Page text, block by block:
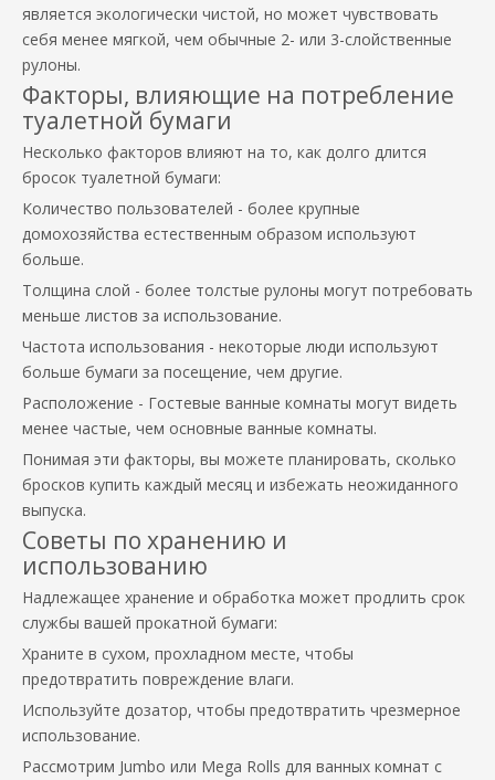
является экологически чистой, но может чувствовать
себя менее мягкой, чем обычные 2- или 3-слойственные
рулоны.
Факторы, влияющие на потребление
туалетной бумаги
Несколько факторов влияют на то, как долго длится
бросок туалетной бумаги:
Количество пользователей - более крупные
домохозяйства естественным образом используют
больше.
Толщина слой - более толстые рулоны могут потребовать
меньше листов за использование.
Частота использования - некоторые люди используют
больше бумаги за посещение, чем другие.
Расположение - Гостевые ванные комнаты могут видеть
менее частые, чем основные ванные комнаты.
Понимая эти факторы, вы можете планировать, сколько
бросков купить каждый месяц и избежать неожиданного
выпуска.
Советы по хранению и
использованию
Надлежащее хранение и обработка может продлить срок
службы вашей прокатной бумаги:
Храните в сухом, прохладном месте, чтобы
предотвратить повреждение влаги.
Используйте дозатор, чтобы предотвратить чрезмерное
использование.
Рассмотрим Jumbo или Mega Rolls для ванных комнат с